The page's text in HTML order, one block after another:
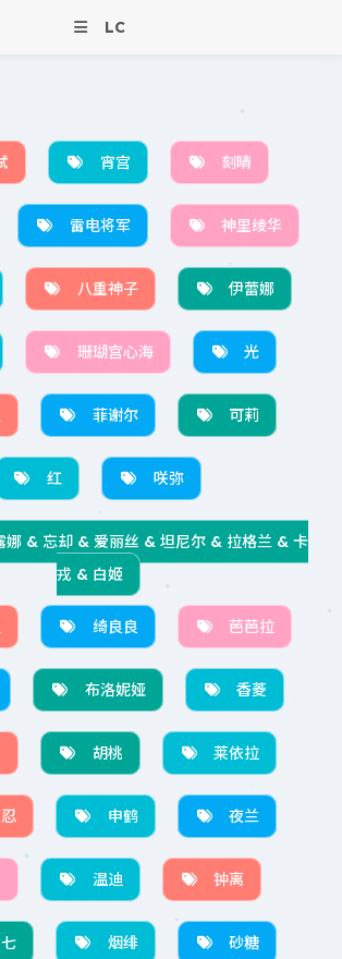
LC
宵宫 刻晴
雷电将军 神里绫华
八重神子 伊蕾娜
珊瑚宫心海 光
菲谢尔 可莉
红 咲弥
娜 & 忘却 & 爱丽丝 & 坦尼尔 & 拉格兰 & 卡
戎 & 白姬
绮良良 芭芭拉
布洛妮娅 香菱
胡桃 莱依拉
申鹤 夜兰
温迪 钟离
烟绯 砂糖